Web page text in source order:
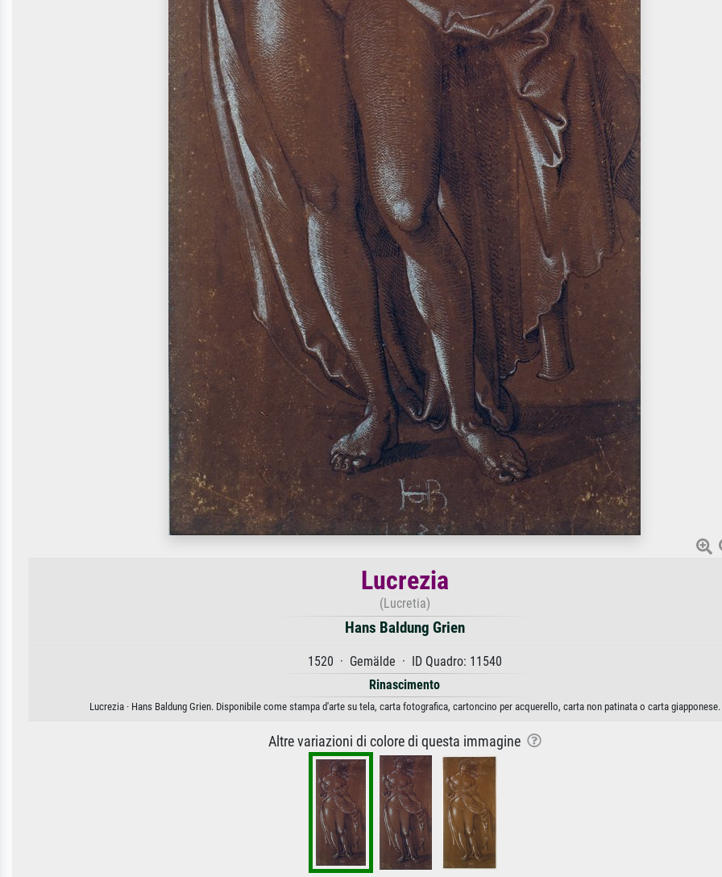
Lucrezia
(Lucretia)
Hans Baldung Grien
1520 · Gemälde · ID Quadro: 11540
Rinascimento
Lucrezia · Hans Baldung Grien. Disponibile come stampa d'arte su tela, carta fotografica, cartoncino per acquerello, carta non patinata o carta giapponese.
Altre variazioni di colore di questa immagine